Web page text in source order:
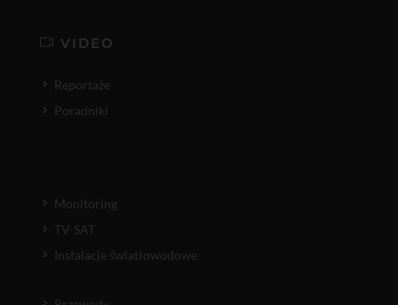
VIDEO
Reportaże
Poradniki
Monitoring
TV-SAT
Instalacje światłowodowe